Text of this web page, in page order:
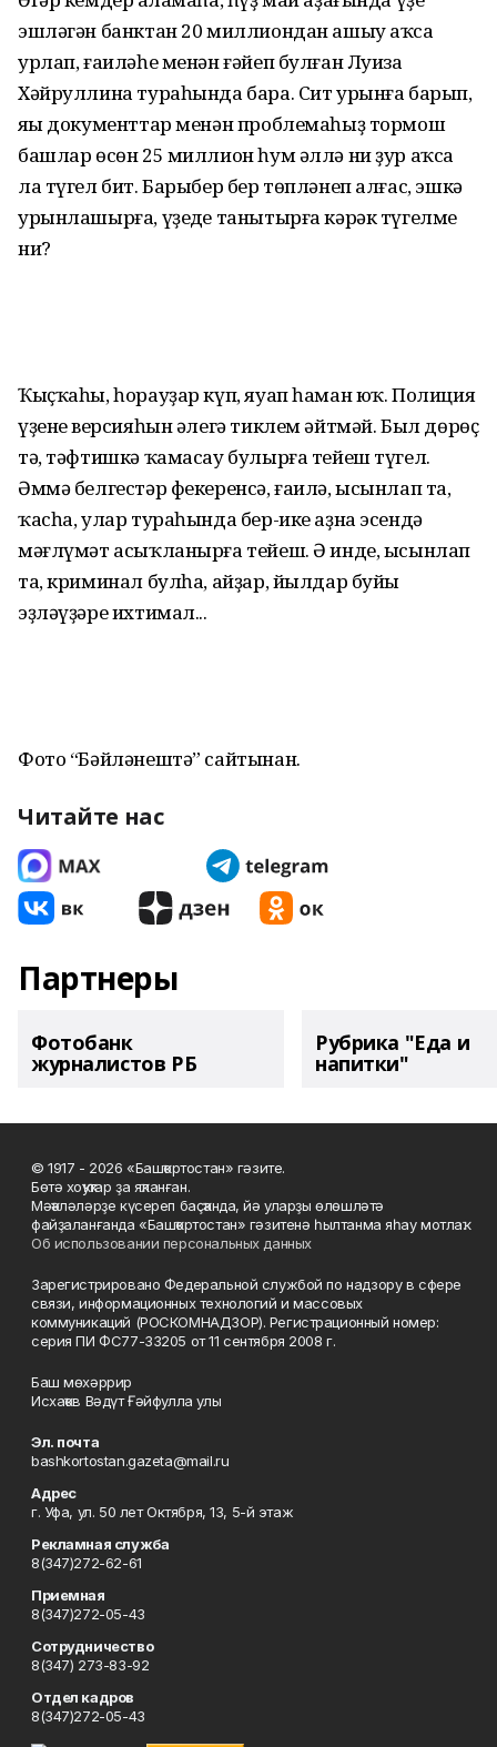
эшләгән банктан 20 миллиондан ашыу аҡса
урлап, ғаиләһе менән ғәйеп булған Луиза
Хәйруллина тураһында бара. Сит урынға барып,
яңы документтар менән проблемаһыҙ тормош
башлар өсөн 25 миллион һум әллә ни ҙур аҡса
ла түгел бит. Барыбер бер төпләнеп алғас, эшкә
урынлашырға, үҙеңде танытырға кәрәк түгелме
ни?
Ҡыҫҡаһы, һорауҙар күп, яуап һаман юҡ. Полиция
үҙенең версияһын әлегә тиклем әйтмәй. Был дөрөҫ
тә, тәфтишкә ҡамасау булырға тейеш түгел.
Әммә белгестәр фекеренсә, ғаилә, ысынлап та,
ҡасһа, улар тураһында бер-ике аҙна эсендә
мәғлүмәт асыҡланырға тейеш. Ә инде, ысынлап
та, криминал булһа, айҙар, йылдар буйы
эҙләүҙәре ихтимал...
Фото “Бәйләнештә” сайтынан.
Читайте нас
Партнеры
Фотобанк
журналистов РБ
Рубрика "Еда и
напитки"
© 1917 - 2026 «Башҡортостан» гәзите.
Бөтә хоҡуҡтар ҙа яҡланған.
Мәҡәләләрҙе күсереп баҫҡанда, йә уларҙы өлөшләтә
файҙаланғанда «Башҡортостан» гәзитенә һылтанма яһау мотлаҡ.
Об использовании персональных данных
Зарегистрировано Федеральной службой по надзору в сфере
связи, информационных технологий и массовых
коммуникаций (РОСКОМНАДЗОР). Регистрационный номер:
серия ПИ ФС77-33205 от 11 сентября 2008 г.
Баш мөхәррир
Исхаҡов Вәдүт Ғәйфулла улы
Эл. почта
bashkortostan.gazeta@mail.ru
Адрес
г. Уфа, ул. 50 лет Октября, 13, 5-й этаж
Рекламная служба
8(347)272-62-61
Приемная
8(347)272-05-43
Сотрудничество
8(347) 273-83-92
Отдел кадров
8(347)272-05-43